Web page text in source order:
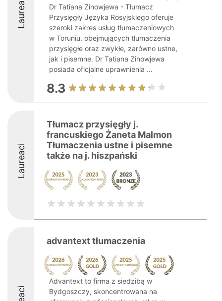
Laureaci
Dr Tatiana Zinowjewa - Tłumacz
Przysięgły Języka Rosyjskiego oferuje
szeroki zakres usług tłumaczeniowych
w Toruniu, obejmujących tłumaczenia
przysięgłe oraz zwykłe, zarówno ustne,
jak i pisemne. Dr Tatiana Zinowjewa
posiada oficjalne uprawnienia ...
8.3
Laureaci
Tłumacz przysięgły j.
francuskiego Żaneta Malmon
Tłumaczenia ustne i pisemne
także na j. hiszpański
advantext tłumaczenia
Advantext to firma z siedzibą w
Bydgoszczy, skoncentrowana na